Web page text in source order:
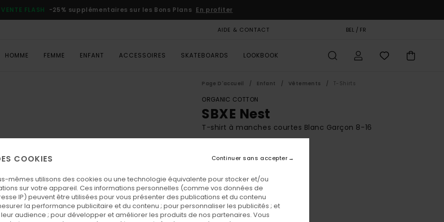
VENTE FLASH -25% supplémentaires sur les Bons Plans En profiter
AIDE & CONTACT BEL / FR
HOMME FEMME ENFANT ACCESSOIRES SKATEBOARDS LOOKBOOK
Page D'accueil Enfant Vêtements T-Shirts
ORGANIC COTTON
SBXE Nest
T-shirt à manches courtes Blanc Garçon 8-16
35,00 €
VENTE FLASH EXTRA 25%
CouleurOptic White
COOKIES
mêmes utilisons des cookies ou une technologie équivalente pour stocker et/ou
sur votre appareil. Ces informations personnelles (comme vos données de
IP) peuvent être utilisées pour vous présenter des publications et du contenu
la performance publicitaire et du contenu ; pour personnaliser les publicités ; et
audience ; pour développer et améliorer les produits de nos partenaires. Vous
Continuer sans accepter